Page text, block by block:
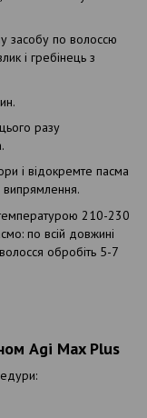
засобу по волоссю
і гребінець з
разу
і відокремте пасма
210-230
по всій довжині
обробіть 5-7
Agi Max Plus